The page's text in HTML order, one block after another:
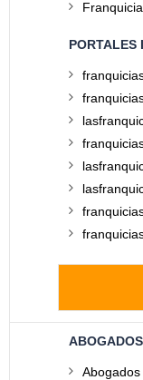
PORTALES